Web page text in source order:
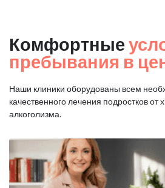
Комфортные
пребывания в
Наши клиники оборудованы всем
качественного лечения подростков от
алкоголизма.